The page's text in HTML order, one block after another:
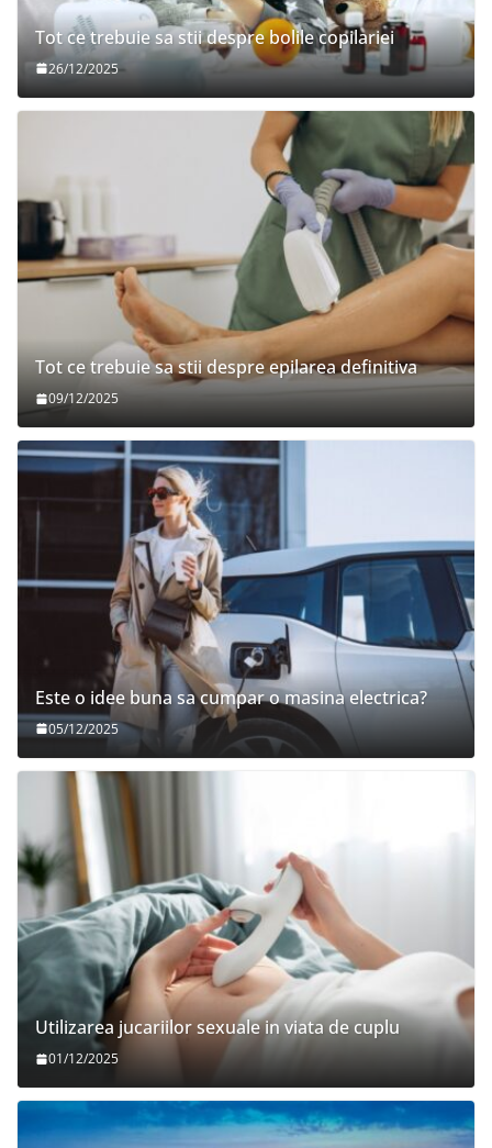
Tot ce trebuie sa stii despre bolile copilariei
26/12/2025
Tot ce trebuie sa stii despre epilarea definitiva
09/12/2025
Este o idee buna sa cumpar o masina electrica?
05/12/2025
Utilizarea jucariilor sexuale in viata de cuplu
01/12/2025